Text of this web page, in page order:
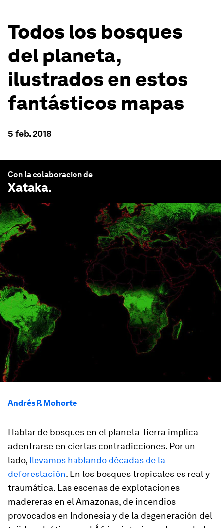
Todos los bosques
del planeta,
ilustrados en estos
fantásticos mapas
5 feb. 2018
Con la colaboracion de
Xataka.
Andrés P. Mohorte
Hablar de bosques en el planeta Tierra implica
adentrarse en ciertas contradicciones. Por un
lado, llevamos hablando décadas de la
deforestación. En los bosques tropicales es real y
traumática. Las escenas de explotaciones
madereras en el Amazonas, de incendios
provocados en Indonesia y de la degeneración del